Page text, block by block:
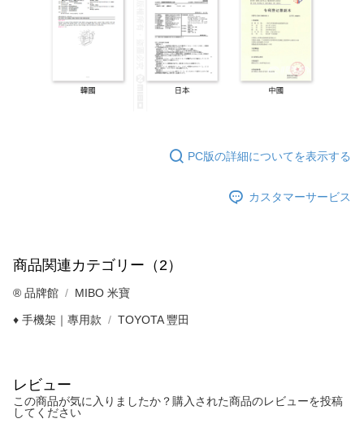
PC版の詳細についてを表示する
カスタマーサービス
商品関連カテゴリー（2）
®️ 品牌館 MIBO 米寶
♦️ 手機架｜專用款 TOYOTA 豐田
レビュー
この商品が気に入りましたか？購入された商品のレビューを投稿
してください